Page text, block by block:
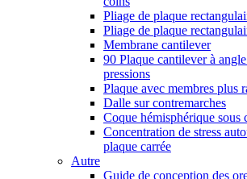
Pliage de plaque
Pliage de plaque
Membrane cantilever
90 Plaque cantilever à
pressions
Plaque avec membres plus
Dalle sur contremarches
Coque hémisphérique sous
Concentration de stress
plaque carrée
Autre
Guide de conception des